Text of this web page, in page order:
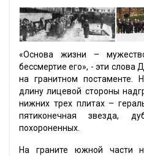
«Основа жизни –
бессмертие его», - эти слова
на гранитном постаменте.
длину лицевой стороны
нижних трех плитах –
пятиконечная звезда,
похороненных.
На граните южной части